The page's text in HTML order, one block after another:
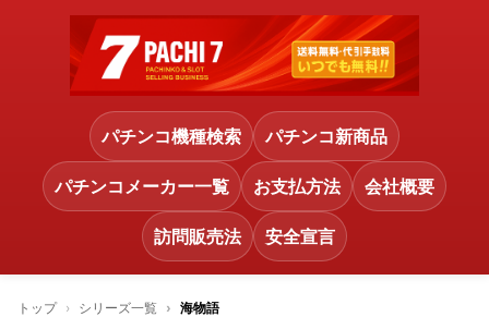
パチンコ機種検索 パチンコ新商品
パチンコメーカー一覧 お支払方法 会社概要
訪問販売法 安全宣言
トップ シリーズ一覧 海物語